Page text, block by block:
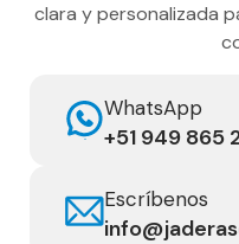
clara y personalizada
WhatsApp
‭+51 949 865
Escríbenos